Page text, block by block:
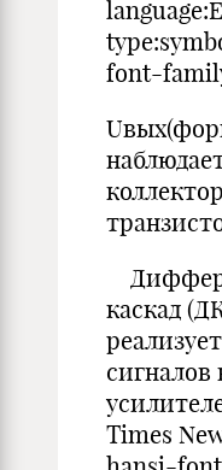
font-
каскад
сигналов
Times